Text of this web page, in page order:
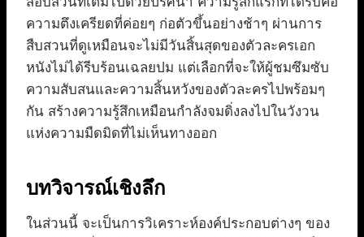
ความตึงเครียดที่ค่อยๆ ก่อตัวขึ้นอย่างช้าๆ ผ่านการ
สืบสวนที่ดูเหมือนจะไม่มีวันสิ้นสุดของตัวละครเอก
หนังไม่ได้รีบร้อนเฉลยปม แต่เลือกที่จะให้ผู้ชมซึมซับ
ความสับสนและความสิ้นหวังของตัวละครไปพร้อมๆ
กัน สร้างความรู้สึกเหมือนกำลังจมดิ่งลงไปในวังวน
แห่งความมืดมิดที่ไม่เห็นทางออก
บทวิจารณ์เชิงลึก
ในส่วนนี้ จะเป็นการวิเคราะห์องค์ประกอบต่างๆ ของ